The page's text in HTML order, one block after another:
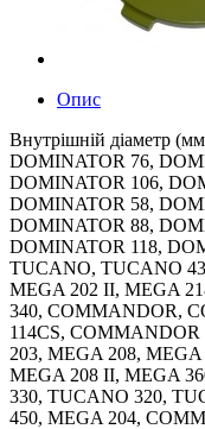
Опис
Внутрішній діаметр
DOMINATOR 76,
DOMINATOR 106,
DOMINATOR 58,
DOMINATOR 88,
DOMINATOR 118,
TUCANO, TUCANO
MEGA 202 II, MEGA
340, COMMANDOR,
114CS,
203, MEGA 208,
MEGA 208 II, MEGA
330, TUCANO 320,
450, MEGA 204,